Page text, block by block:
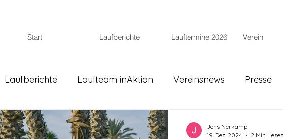
Start Laufberichte Lauftermine 2026 Verein
Laufberichte Laufteam inAktion Vereinsnews Presse
Jens Nerkamp
19. Dez. 2024
2 Min.